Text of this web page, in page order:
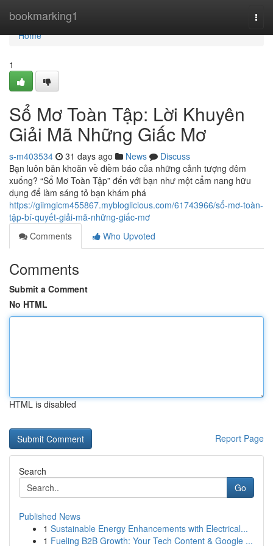
bookmarking1
Home
Home
1
Sổ Mơ Toàn Tập: Lời Khuyên
Giải Mã Những Giấc Mơ
s-m403534 31 days ago News
Discuss
Bạn luôn băn khoăn về điềm báo của những cảnh tượng đêm
xuống? “Sổ Mơ Toàn Tập” đến với bạn như một cẩm nang hữu
dụng để làm sáng tỏ bạn khám phá
https://giimgicm455867.mybloglicious.com/61743966/sổ-mơ-toàn-
tập-bí-quyết-giải-mã-những-giấc-mơ
Comments
Who Upvoted
Comments
Submit a Comment
No HTML
HTML is disabled
Report Page
Search
Go
Published News
1 Sustainable Energy Enhancements with Electrical...
1 Fueling B2B Growth: Your Tech Content & Google ...